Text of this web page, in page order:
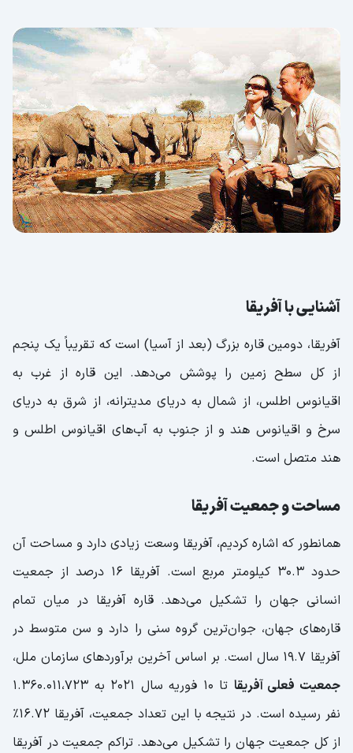
آشنایی با آفریقا
آفریقا، دومین قاره بزرگ (بعد از آسیا) است که تقریباً یک پنجم
از کل سطح زمین را پوشش می‌دهد. این قاره از غرب به
اقیانوس اطلس، از شمال به دریای مدیترانه، از شرق به دریای
سرخ و اقیانوس هند و از جنوب به آب‌های اقیانوس اطلس و
هند متصل است.
مساحت و جمعیت آفریقا
همانطور که اشاره کردیم، آفریقا وسعت زیادی دارد و مساحت آن
حدود ۳۰.۳ کیلومتر مربع است. آفریقا ۱۶ درصد از جمعیت
انسانی جهان را تشکیل می‌دهد. قاره آفریقا در میان تمام
قاره‌های جهان، جوان‌ترین گروه سنی را دارد و سن متوسط در
آفریقا ۱۹.۷ سال است. بر اساس آخرین برآوردهای سازمان ملل،
جمعیت فعلی آفریقا
تا ۱۰ فوریه سال 2021 به 1.360.011،723
نفر رسیده است. در نتیجه با این تعداد جمعیت، آفریقا 16.72٪
از کل جمعیت جهان را تشکیل می‌دهد. تراکم جمعیت در آفریقا